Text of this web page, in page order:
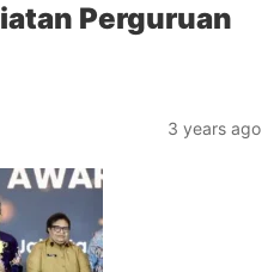
Perguruan
3 years ago